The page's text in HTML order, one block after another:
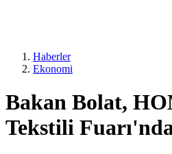
Haberler
Ekonomi
Bakan Bolat,
Tekstili